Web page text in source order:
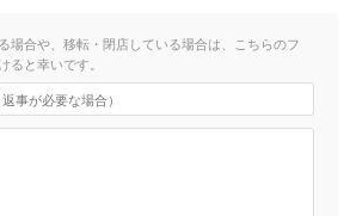
場合や、移転・閉店している場合は、こちらのフ
ると幸いです。